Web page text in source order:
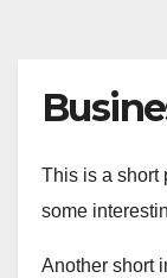
This is a short
some
Another short